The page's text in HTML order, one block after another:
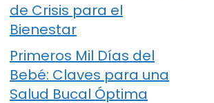
de Crisis para el
Bienestar
Primeros Mil Días del
Bebé: Claves para una
Salud Bucal Óptima